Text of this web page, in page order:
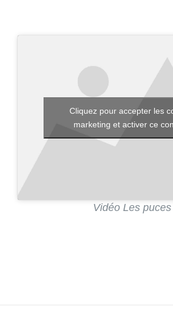
Cliquez pour accepter les
marketing et activer ce
Vidéo Les puces